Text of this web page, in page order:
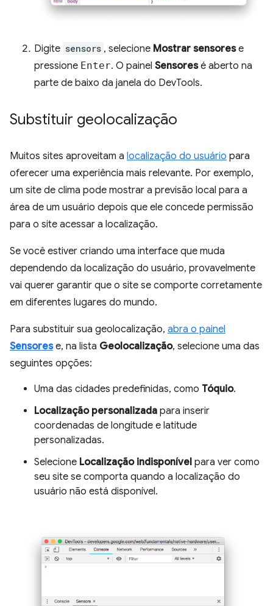
Digite sensors , selecione Mostrar sensorese
pressione Enter. O painel Sensoresé aberto na
parte de baixo da janela do DevTools.
Substituir geolocalização
Muitos sites aproveitam a localização do usuário para
oferecer uma experiência mais relevante. Por exemplo,
um site de clima pode mostrar a previsão local para a
área de um usuário depois que ele concede permissão
para o site acessar a localização.
Se você estiver criando uma interface que muda
dependendo da localização do usuário, provavelmente
vai querer garantir que o site se comporte corretamente
em diferentes lugares do mundo.
Para substituir sua geolocalização, abra o painel
Sensorese, na lista Geolocalização, selecione uma das
seguintes opções:
Uma das cidades predefinidas, como Tóquio.
Localização personalizada para inserir
coordenadas de longitude e latitude
personalizadas.
Selecione Localização indisponível para ver como
seu site se comporta quando a localização do
usuário não está disponível.